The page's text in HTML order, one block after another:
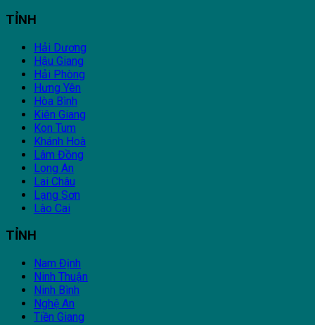
TỈNH
Hải Dương
Hậu Giang
Hải Phòng
Hưng Yên
Hòa Bình
Kiên Giang
Kon Tum
Khánh Hoà
Lâm Đồng
Long An
Lai Châu
Lạng Sơn
Lào Cai
TỈNH
Nam Định
Ninh Thuận
Ninh Bình
Nghệ An
Tiền Giang